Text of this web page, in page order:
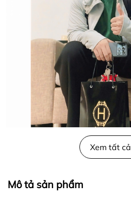
Xem tất cả
Mô tả sản phẩm